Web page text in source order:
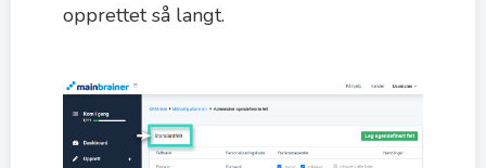
opprettet så langt.